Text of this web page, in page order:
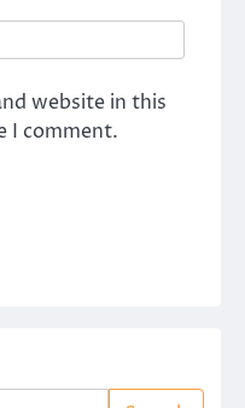
website in this
I comment.